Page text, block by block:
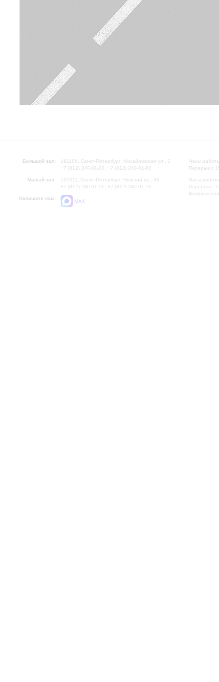
Большой зал:
191186, Санкт-Петербург, Михайловская ул., 2
+7 (812) 240-01-00, +7 (812) 240-01-80
Малый зал:
191011, Санкт-Петербург, Невский пр., 30
+7 (812) 240-01-00, +7 (812) 240-01-70
Напишите нам:
MAX
Часы
Перерыв с
Часы
Перерыв с
Вопросы